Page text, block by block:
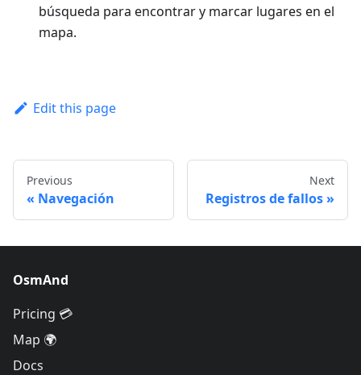
búsqueda para encontrar y marcar lugares en el
mapa.
Edit this page
Previous
Navegación
Next
Registros de fallos
OsmAnd
Pricing 💳
Map 🌍
Docs